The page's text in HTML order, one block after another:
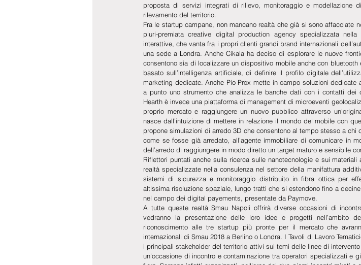
proposta di servizi integrati di rilievo, monitoraggio e modellazione
rilevamento del territorio.
Fra le startup campane, non mancano realtà che già si sono affacciate
pluri-premiata creative digital production agency specializzata
interattive, che vanta fra i propri clienti grandi brand internazionali
una sede a Londra. Anche Cikala ha deciso di esplorare le nuove
consentono sia di localizzare un dispositivo mobile anche con
basato sull’intelligenza artificiale, di definire il profilo digitale
marketing dedicate. Anche Pio Prox mette in campo soluzioni
a punto uno strumento che analizza le banche dati con i contatti dei
Hearth è invece una piattaforma di management di microeventi
proprio mercato e raggiungere un nuovo pubblico attraverso
nasce dall’intuizione di mettere in relazione il mondo del mobile con
propone simulazioni di arredo 3D che consentono al tempo stesso a chi
come se fosse già arredato, all’agente immobiliare di comunicare in
dell’arredo di raggiungere in modo diretto un target maturo e sensibile
Riflettori puntati anche sulla ricerca sulle nanotecnologie e sui
realtà specializzate nella consulenza nel settore della manifattura
sistemi di sicurezza e monitoraggio distribuito in fibra ottica per
altissima risoluzione spaziale, lungo tratti che si estendono fino a
nel campo dei digital payements, presentate da Paymove.
A tutte queste realtà Smau Napoli offrirà diverse occasioni di
vedranno la presentazione delle loro idee e progetti nell’ambito
riconoscimento alle tre startup più pronte per il mercato che
internazionali di Smau 2018 a Berlino o Londra. I Tavoli di Lavoro
i principali stakeholder del territorio attivi sui temi delle linee di
un’occasione di incontro e contaminazione tra operatori specializzati e